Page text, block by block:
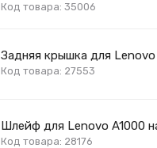
Код товара: 35006
Задняя крышка для Lenovo
Код товара: 27553
Шлейф для Lenovo A1000
Код товара: 28176